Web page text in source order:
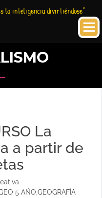
la inteligencia divirtiéndose”
La
a partir de
5 AÑO,GEOGRAFÍA